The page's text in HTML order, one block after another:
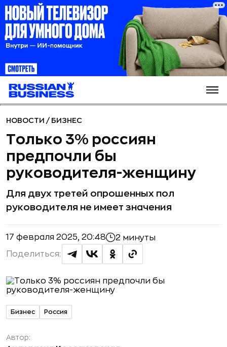
НОВОСТИ / БИЗНЕС
Только 3% россиян
предпочли бы
руководителя-женщину
Для двух третей опрошенных пол
руководителя не имеет значения
17 февраля 2025, 20:48 2 минуты
Поделиться:
Бизнес Россия
Автор: